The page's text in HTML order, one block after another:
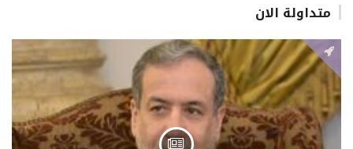
متداولة الان